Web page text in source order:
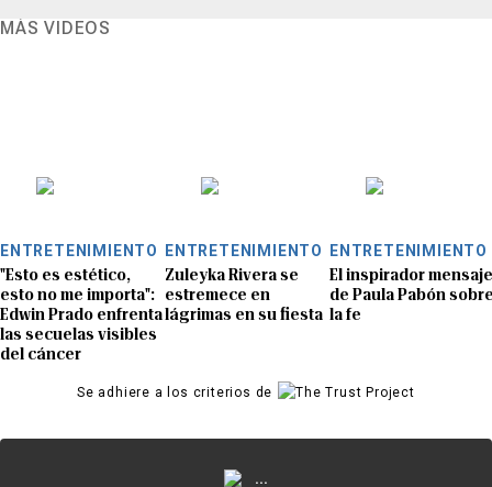
MÁS VIDEOS
ENTRETENIMIENTO
"Esto es estético,
esto no me importa":
Edwin Prado enfrenta
las secuelas visibles
del cáncer
ENTRETENIMIENTO
Zuleyka Rivera se
estremece en
lágrimas en su fiesta
ENTRETENIMIENTO
El inspirador mensaje
de Paula Pabón
la fe
Se adhiere a los criterios de
...